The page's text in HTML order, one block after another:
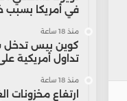
في أمريكا بسبب
منذ 18 ساعة
كوين بيس تدخل
تداول أمريكية
منذ 18 ساعة
ارتفاع مخزونات